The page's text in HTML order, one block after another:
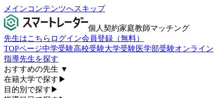
メインコンテンツへスキップ
個人契約家庭教師マッチング
先生はこちら ログイン会員登録（無料）
TOPページ中学受験高校受験大学受験医学部受験オンライン
指導先生を探す
おすすめの先生 ▼
在籍大学で探す ▶
目的別で探す ▶